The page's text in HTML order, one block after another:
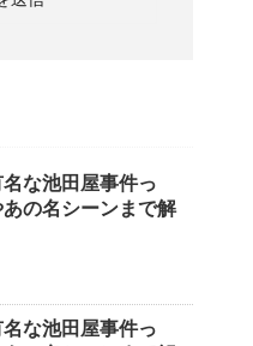
な池田屋事件っ
の名シーンまで解
な池田屋事件っ